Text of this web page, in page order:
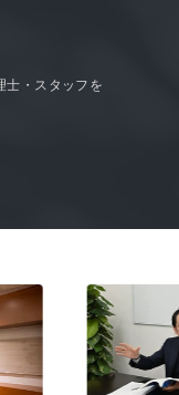
士・スタッフを